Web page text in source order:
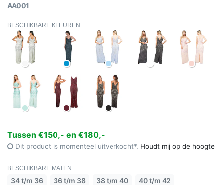
AA001
BESCHIKBARE KLEUREN
Tussen €150,- en €180,-
Dit product is momenteel uitverkocht*. Houdt mij op de hoogte
BESCHIKBARE MATEN
34 t/m 36 36 t/m 38 38 t/m 40
40 t/m 42